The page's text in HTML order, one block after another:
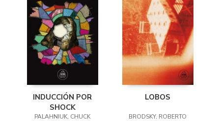
INDUCCIÓN POR
SHOCK
PALAHNIUK, CHUCK
LOBOS
BRODSKY, ROBERTO